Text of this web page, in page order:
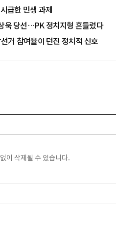
급한 민생 과제
욱 당선…PK 정치지형 흔들렸다
거 참여율이 던진 정치적 신호